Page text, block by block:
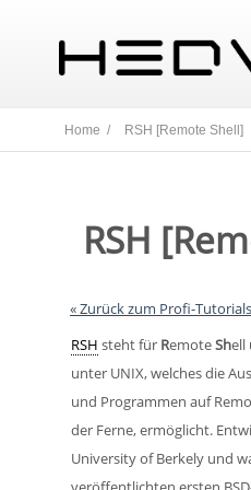
Home / RSH [Remote Shell]
RSH
« Zurück zum Profi-
RSH steht für RemoteShell
unter UNIX, welches die
und Programmen auf
der Ferne, ermöglicht.
University of Berkely und